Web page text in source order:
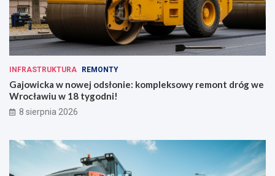
INFRASTRUKTURA REMONTY
Gajowicka w nowej odsłonie: kompleksowy remont dróg we
Wrocławiu w 18 tygodni!
8 sierpnia 2026